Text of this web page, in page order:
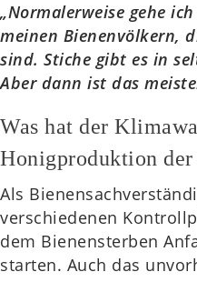
„Nor­ma­ler­wei­se gehe
meinen Bie­nen­völ­kern,
sind. Stiche gibt es in
Aber dann ist das
Was hat der
Honigproduktion
Als
ver­schie­de­nen
dem Bie­nen­ster­ben
star­ten. Auch das